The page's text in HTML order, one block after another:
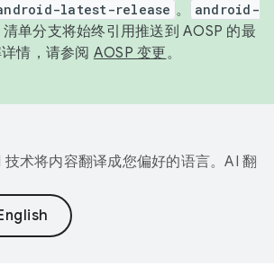
latest-release 。
android-
清单分支将始终引用推送到 AOSP 的最
情，请参阅 AOSP 变更。
术将内容翻译成您偏好的语言。AI 翻